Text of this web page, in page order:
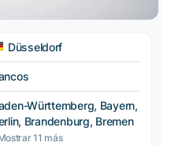
Düsseldorf
Württemberg, Bayern,
Brandenburg, Bremen
11 más